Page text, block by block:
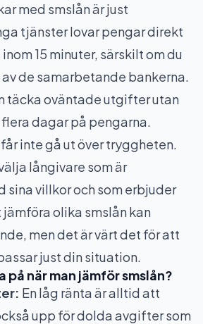
med smslån är just
tjänster lovar pengar direkt
15 minuter, särskilt om du
de samarbetande bankerna.
täcka oväntade utgifter utan
dagar på pengarna.
inte gå ut över tryggheten.
långivare som är
sina villkor och som erbjuder
olika smslån kan
men det är värt det för att
just din situation.
på när man jämför smslån?
En låg ränta är alltid att
upp för dolda avgifter som